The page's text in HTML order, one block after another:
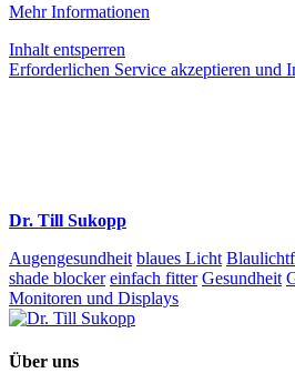
Mehr Informationen
Inhalt entsperren
Erforderlichen Service akzeptieren und
Dr. Till Sukopp
Augengesundheit blaues Licht
shade blocker einfach fitter Gesundheit
Monitoren und Displays
Über uns